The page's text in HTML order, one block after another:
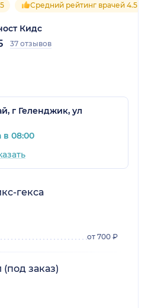
Средний рейтинг врачей 4.5
Кидс
37 отзывов
г Геленджик, ул
в 08:00
гекса
от 700 ₽
заказ)